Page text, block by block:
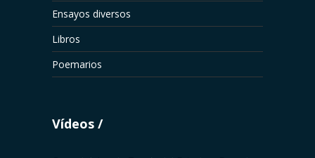
Ensayos diversos
Libros
Poemarios
Vídeos